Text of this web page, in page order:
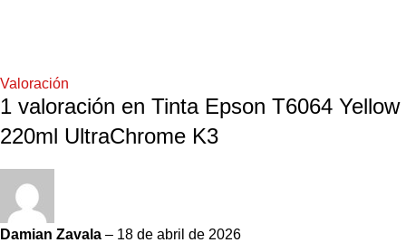
Valoración
1 valoración en Tinta Epson T6064 Yellow
220ml UltraChrome K3
Damian Zavala – 18 de abril de 2026